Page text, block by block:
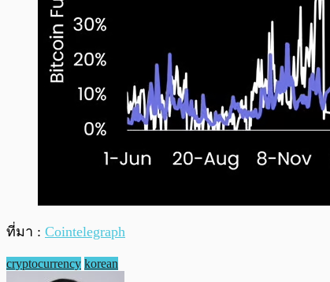
ที่มา : Cointelegraph
cryptocurrency korean